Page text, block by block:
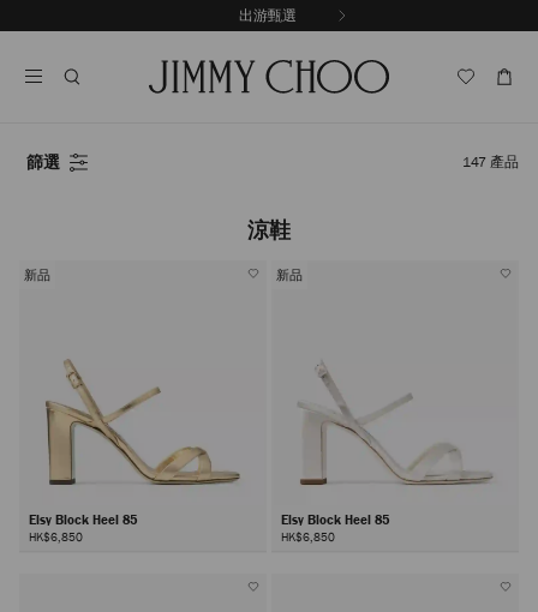
至
出游甄選
篩選 147 產品
涼鞋
新品
Elsy Block Heel 85
HK$6,850
新品
Elsy Block Heel 85
HK$6,850